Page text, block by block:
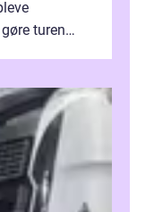
turen